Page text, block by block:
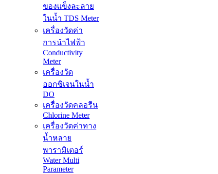
ของแข็งละลาย
ในน้ำ TDS Meter
เครื่องวัดค่า
การนำไฟฟ้า
Conductivity
Meter
เครื่องวัด
ออกซิเจนในน้ำ
DO
เครื่องวัดคลอรีน
Chlorine Meter
เครื่องวัดค่าทาง
น้ำหลาย
พารามิเตอร์
Water Multi
Parameter